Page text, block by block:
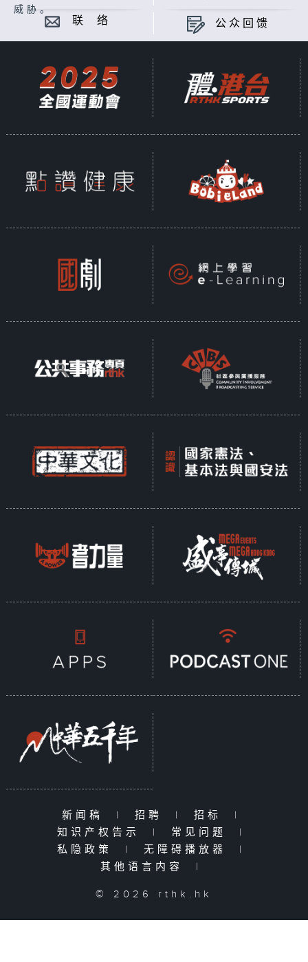
威胁。
联 络 公众回馈
新闻稿 | 招聘 | 招标
|
知识产权告示
| 常见问题
|
私隐政策
| 无障碍播放器
|
其他语言内容
|
© 2026 rthk.hk